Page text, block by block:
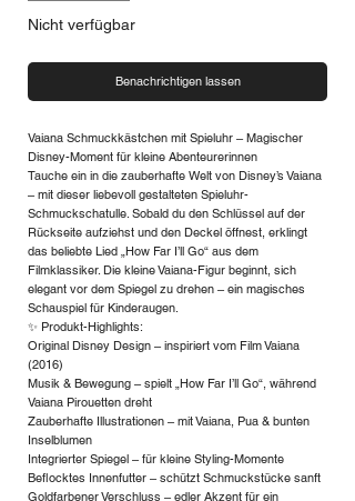
Nicht verfügbar
Benachrichtigen lassen
Vaiana Schmuckkästchen mit Spieluhr – Magischer
Disney-Moment für kleine Abenteurerinnen
Tauche ein in die zauberhafte Welt von Disney’s Vaiana
– mit dieser liebevoll gestalteten Spieluhr-
Schmuckschatulle. Sobald du den Schlüssel auf der
Rückseite aufziehst und den Deckel öffnest, erklingt
das beliebte Lied „How Far I’ll Go“ aus dem
Filmklassiker. Die kleine Vaiana-Figur beginnt, sich
elegant vor dem Spiegel zu drehen – ein magisches
Schauspiel für Kinderaugen.
✨ Produkt-Highlights:
Original Disney Design – inspiriert vom Film Vaiana
(2016)
Musik & Bewegung – spielt „How Far I’ll Go“, während
Vaiana Pirouetten dreht
Zauberhafte Illustrationen – mit Vaiana, Pua & bunten
Inselblumen
Integrierter Spiegel – für kleine Styling-Momente
Beflocktes Innenfutter – schützt Schmuckstücke sanft
Goldfarbener Verschluss – edler Akzent für ein